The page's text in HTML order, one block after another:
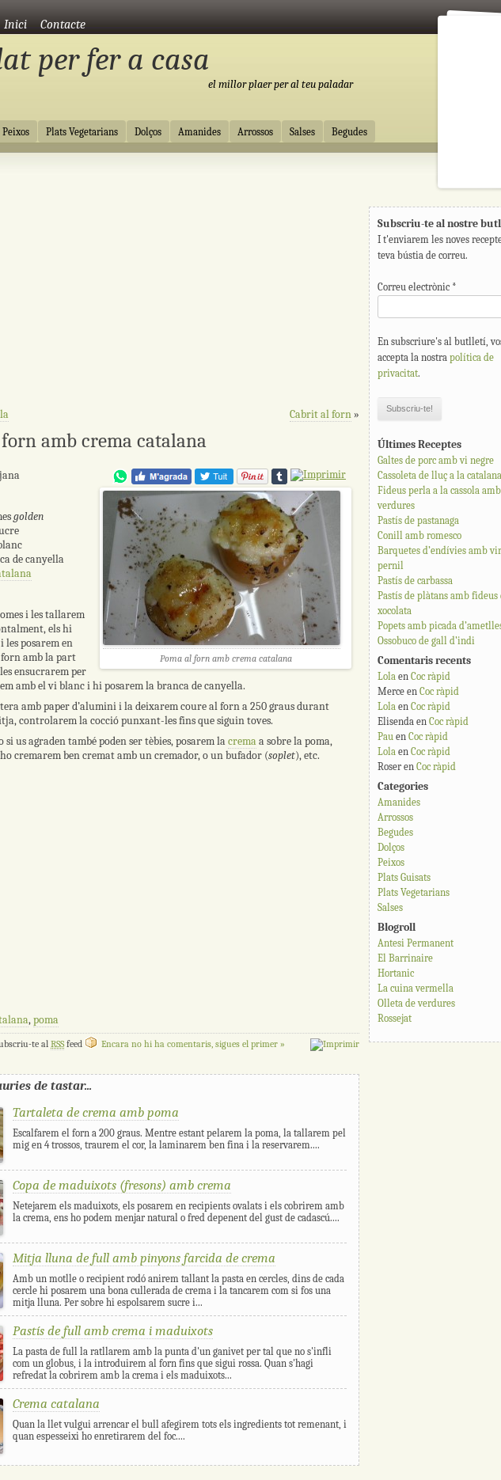
Inici Contacte
per fer a casa
el millor plaer per al teu paladar
Peixos Plats Vegetarians Dolços Amanides Arrossos Salses Begudes
Cabrit al forn»
amb crema catalana
Poma al forn amb crema catalana
golden
de canyella
i les tallarem
els hi
posarem en
amb la part
ensucrarem per
amb el vi blanc i hi posarem la branca de canyella.
amb paper d’alumini i la deixarem coure al forn a 250 graus durant
controlarem la cocció punxant-les fins que siguin toves.
si us agraden també poden ser tèbies, posarem lacremaa sobre la poma,
cremarem ben cremat amb un cremador, o un bufador (soplet), etc.
,poma
te al RSSfeed Encara no hi ha comentaris, sigues el primer »
de tastar...
Tartaleta de crema amb poma
Escalfarem el forn a 200 graus. Mentre estant pelarem la poma, la tallarem pel
mig en 4 trossos, traurem el cor, la laminarem ben fina i la reservarem....
Copa de maduixots (fresons) amb crema
Netejarem els maduixots, els posarem en recipients ovalats i els cobrirem amb
la crema, ens ho podem menjar natural o fred depenent del gust de cadascú....
Mitja lluna de full amb pinyons farcida de crema
Amb un motlle o recipient rodó anirem tallant la pasta en cercles, dins de cada
cercle hi posarem una bona cullerada de crema i la tancarem com si fos una
mitja lluna. Per sobre hi espolsarem sucre i...
Pastís de full amb crema i maduixots
La pasta de full la ratllarem amb la punta d'un ganivet per tal que no s'infli
com un globus, i la introduirem al forn fins que sigui rossa. Quan s'hagi
refredat la cobrirem amb la crema i els maduixots...
Crema catalana
Quan la llet vulgui arrencar el bull afegirem tots els ingredients tot remenant, i
quan espesseixi ho enretirarem del foc....
Subscriu-te al nostre
I t'enviarem les noves
teva bústia de correu.
Correu electrònic *
En subscriure's al butlletí,
accepta la nostra política de
privacitat.
Últimes Receptes
Galtes de porc amb vi negre
Cassoleta de lluç a la catalana
Fideus perla a la cassola amb
verdures
Pastís de pastanaga
Conill amb romesco
Barquetes d’endívies amb
pernil
Pastís de carbassa
Pastís de plàtans amb fideus
xocolata
Popets amb picada
Ossobuco de gall d’indi
Comentaris recents
Lola en Coc ràpid
Merce en Coc ràpid
Lola en Coc ràpid
Elisenda en Coc ràpid
Pau en Coc ràpid
Lola en Coc ràpid
Roser en Coc ràpid
Categories
Amanides
Arrossos
Begudes
Dolços
Peixos
Plats Guisats
Plats Vegetarians
Salses
Blogroll
Antesi Permanent
El Barrinaire
Hortanic
La cuina vermella
Olleta de verdures
Rossejat